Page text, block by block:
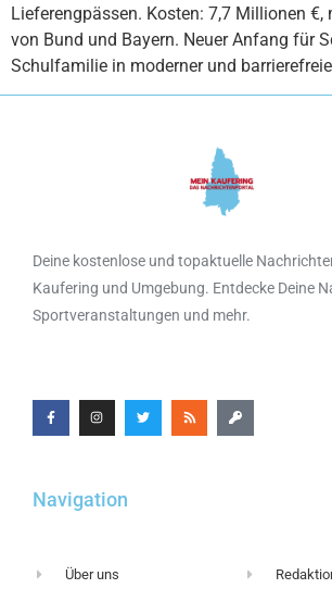
Lieferengpässen. Kosten: 7,7 Millionen €,
von Bund und Bayern. Neuer Anfang für
Schulfamilie in moderner und
Deine kostenlose und topaktuelle
Kaufering und Umgebung. Entdecke Deine
Sportveranstaltungen und mehr.
Navigation
Über uns